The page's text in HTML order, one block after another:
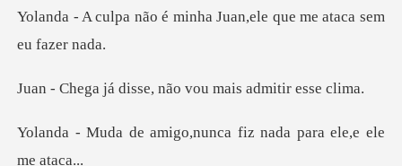
minha Juan,ele que me
sse, não vou mais
go,nunca fiz nada par